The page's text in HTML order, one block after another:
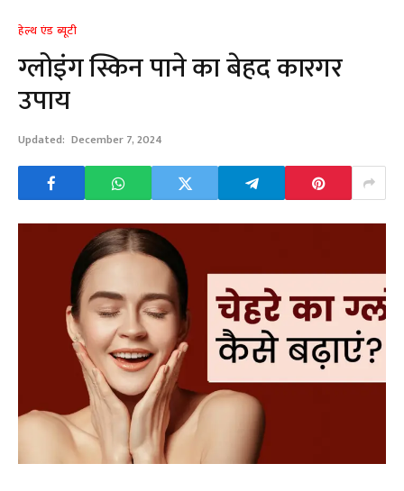
हेल्थ एंड ब्यूटी
ग्लोइंग स्किन पाने का बेहद कारगर
उपाय
Updated: December 7, 2024